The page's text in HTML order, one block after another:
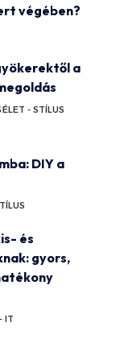
végében?
a
ÉLET - STÍLUS
DIY a
és
gyors,
IT